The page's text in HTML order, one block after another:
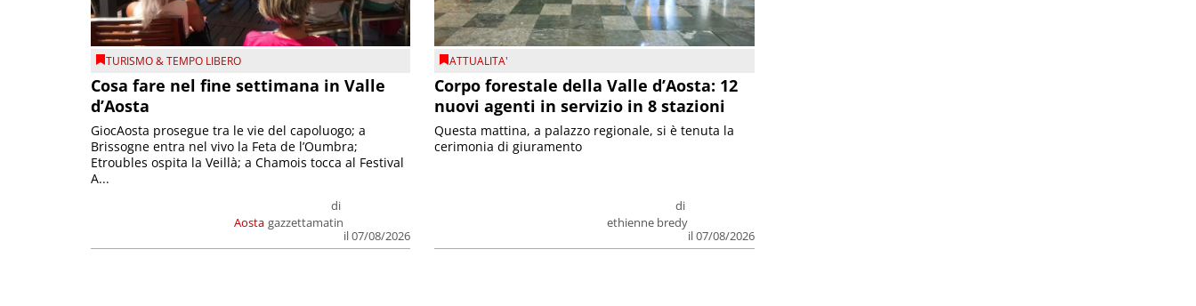
TURISMO & TEMPO LIBERO
Cosa fare nel fine settimana in Valle
d’Aosta
Aosta
di
gazzettamatin
il 07/08/2026
GiocAosta prosegue tra le vie del capoluogo; a
Brissogne entra nel vivo la Feta de l’Oumbra;
Etroubles ospita la Veillà; a Chamois tocca al Festival
A...
ATTUALITA'
Corpo forestale della Valle d’Aosta: 12
nuovi agenti in servizio in 8 stazioni
di
ethienne bredy
il 07/08/2026
Questa mattina, a palazzo regionale, si è tenuta la
cerimonia di giuramento